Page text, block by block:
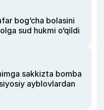
bog‘cha bolasini
sud hukmi o‘qildi
sakkizta bomba
ayblovlardan